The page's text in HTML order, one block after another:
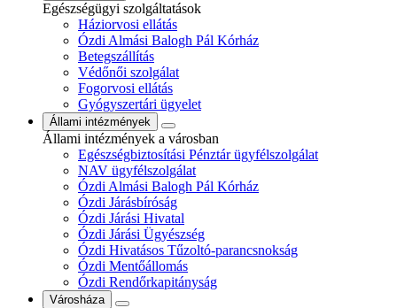
Egészségügyi szolgáltatások
Háziorvosi ellátás
Ózdi Almási Balogh Pál Kórház
Betegszállítás
Védőnői szolgálat
Fogorvosi ellátás
Gyógyszertári ügyelet
Állami intézmények
Állami intézmények a városban
Egészségbiztosítási Pénztár ügyfélszolgálat
NAV ügyfélszolgálat
Ózdi Almási Balogh Pál Kórház
Ózdi Járásbíróság
Ózdi Járási Hivatal
Ózdi Járási Ügyészség
Ózdi Hivatásos Tűzoltó-parancsnokság
Ózdi Mentőállomás
Ózdi Rendőrkapitányság
Városháza